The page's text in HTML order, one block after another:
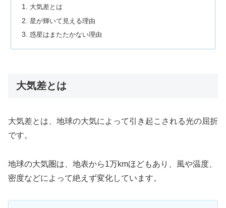
大気差とは
星が輝いて見える理由
惑星はまたたかない理由
大気差とは
大気差とは、地球の大気によって引き起こされる光の屈折
です。
地球の大気圏は、地表から1万kmほどもあり、風や温度、
密度などによって絶えず変化しています。